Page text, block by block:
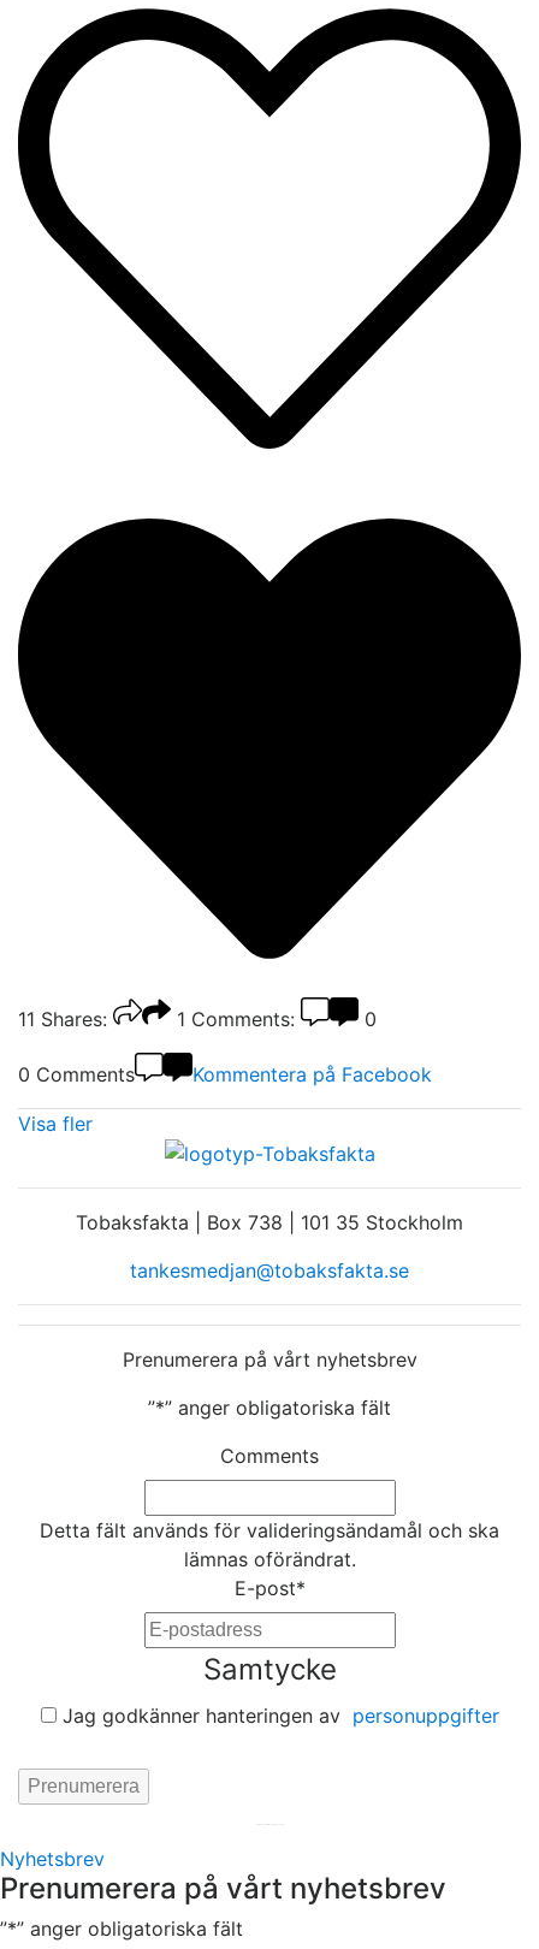
11 Shares: 1 Comments: 0
0 Comments Kommentera på Facebook
Visa fler
Tobaksfakta | Box 738 | 101 35 Stockholm
tankesmedjan@tobaksfakta.se
Prenumerera på vårt nyhetsbrev
”*” anger obligatoriska fält
Comments
Detta fält används för valideringsändamål och ska
lämnas oförändrat.
E-post*
Samtycke
Jag godkänner hanteringen av personuppgifter
Nyhetsbrev
Prenumerera på vårt nyhetsbrev
”*” anger obligatoriska fält